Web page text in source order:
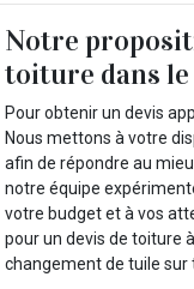
Notre
toiture dans le
Pour obtenir un devis
Nous mettons à votre
afin de répondre au
notre équipe
votre budget et à vos
pour un devis de toiture
changement de tuile sur